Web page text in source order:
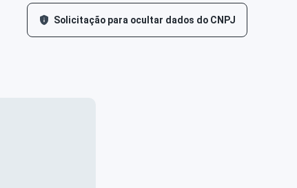
Solicitação para ocultar dados do CNPJ